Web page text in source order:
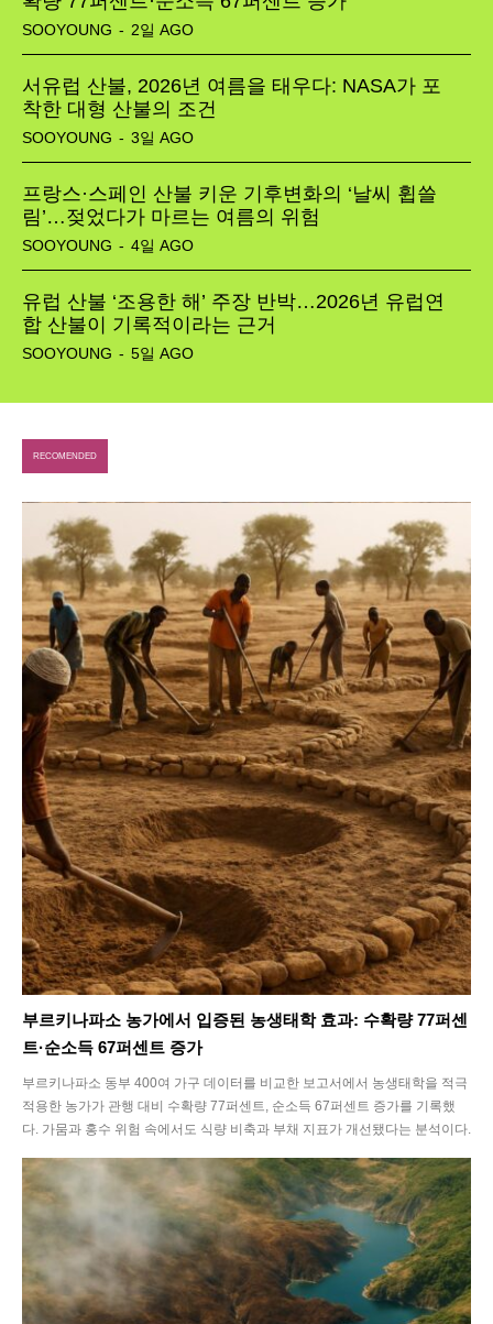
SEARCH...
Climate
SOOYOUNG - 2일 AGO
서유럽 산불, 2026년 여름을 태우다: NASA가 포
착한 대형 산불의 조건
SOOYOUNG - 3일 AGO
프랑스·스페인 산불 키운 기후변화의 ‘날씨 휩쓸
림’…젖었다가 마르는 여름의 위험
SOOYOUNG - 4일 AGO
유럽 산불 ‘조용한 해’ 주장 반박…2026년 유럽연
합 산불이 기록적이라는 근거
SOOYOUNG - 5일 AGO
RECOMENDED
부르키나파소 농가에서 입증된 농생태학 효과: 수확량 77퍼센
트·순소득 67퍼센트 증가
부르키나파소 동부 400여 가구 데이터를 비교한 보고서에서 농생태학을 적극
적용한 농가가 관행 대비 수확량 77퍼센트, 순소득 67퍼센트 증가를 기록했
다. 가뭄과 홍수 위험 속에서도 식량 비축과 부채 지표가 개선됐다는 분석이다.